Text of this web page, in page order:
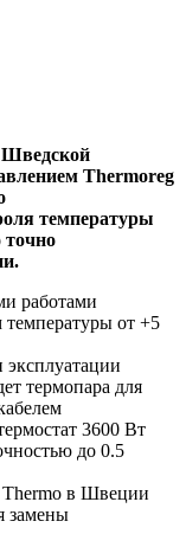
Шведской
Thermoreg
температуры
точно
работами
температуры от +5
термопара для
3600 Вт
до 0.5
Thermo в Швеции
замены